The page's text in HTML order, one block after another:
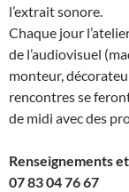
l’extrait sonore.
Chaque jour
de l’audiovisuel
monteur,
rencontres se
de midi avec des
Renseignements
07 83 04 76 67